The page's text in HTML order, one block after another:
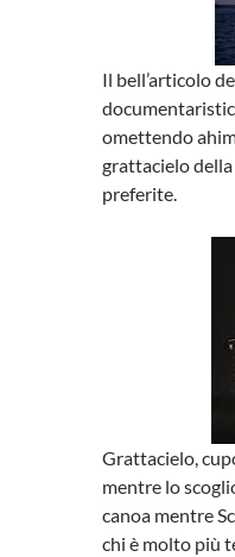
Il bell’articolo
omettendo
grattacielo
preferite.
Grattacielo,
mentre lo
canoa mentre
chi è molto più